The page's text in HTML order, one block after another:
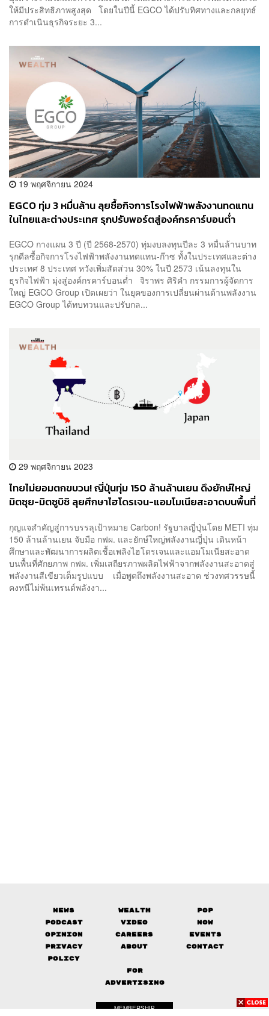
ให้มีประสิทธิภาพสูงสุด โดยในปีนี้ EGCO ได้ปรับทิศทางและกลยุทธ์
การดำเนินธุรกิจระยะ 3...
19 พฤศจิกายน 2024
EGCO ทุ่ม 3 หมื่นล้าน ลุยซื้อกิจการโรงไฟฟ้าพลังงานทดแทน
ในไทยและต่างประเทศ รุกปรับพอร์ตสู่องค์กรคาร์บอนต่ำ
EGCO กางแผน 3 ปี (ปี 2568-2570) ทุ่มงบลงทุนปีละ 3 หมื่นล้านบาท
รุกดีลซื้อกิจการโรงไฟฟ้าพลังงานทดแทน-ก๊าซ ทั้งในประเทศและต่าง
ประเทศ 8 ประเทศ หวังเพิ่มสัดส่วน 30% ในปี 2573 เน้นลงทุนใน
ธุรกิจไฟฟ้า มุ่งสู่องค์กรคาร์บอนต่ำ จิราพร ศิริคำ กรรมการผู้จัดการ
ใหญ่ EGCO Group เปิดเผยว่า ในยุคของการเปลี่ยนผ่านด้านพลังงาน
EGCO Group ได้ทบทวนและปรับกล...
29 พฤศจิกายน 2023
ไทยไม่ยอมตกขบวน! ญี่ปุ่นทุ่ม 150 ล้านล้านเยน ดึงยักษ์ใหญ่
มิตซุย-มิตซูบิชิ ลุยศึกษาไฮโดรเจน-แอมโมเนียสะอาดบนพื้นที่
กุญแจสำคัญสู่การบรรลุเป้าหมาย Carbon! รัฐบาลญี่ปุ่นโดย METI ทุ่ม
150 ล้านล้านเยน จับมือ กฟผ. และยักษ์ใหญ่พลังงานญี่ปุ่น เดินหน้า
ศึกษาและพัฒนาการผลิตเชื้อเพลิงไฮโดรเจนและแอมโมเนียสะอาด
บนพื้นที่ศักยภาพ กฟผ. เพิ่มเสถียรภาพผลิตไฟฟ้าจากพลังงานสะอาดสู่
พลังงานสีเขียวเต็มรูปแบบ เมื่อพูดถึงพลังงานสะอาด ช่วงทศวรรษนี้
คงหนีไม่พ้นเทรนด์พลังงา...
News Wealth
Pop
Podcast
Video
Now
Opinion
Careers
Events
Privacy
Policy
About Contact
FOR
ADVERTISING
MEMBERSHIP